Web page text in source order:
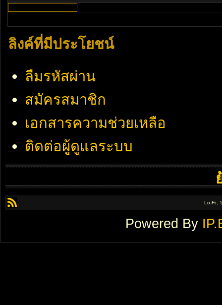
ลิงค์ที่มีประโยชน์
ลืมรหัสผ่าน
สมัครสมาชิก
เอกสารความช่วยเหลือ
ติดต่อผู้ดูแลระบบ
Lo-Fi ;
Powered By